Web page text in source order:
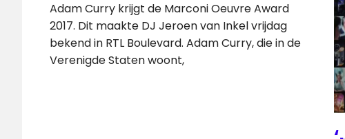
Adam Curry krijgt de Marconi Oeuvre Award
2017. Dit maakte DJ Jeroen van Inkel vrijdag
bekend in RTL Boulevard. Adam Curry, die in de
Verenigde Staten woont,